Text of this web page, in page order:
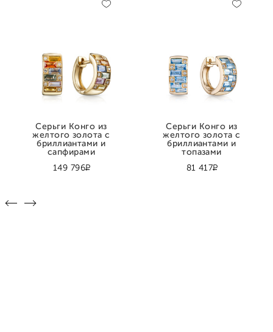
149 796Р
Серьги Конго из
желтого золота с
бриллиантами и
сапфирами
81 417Р
Серьги Конго из
желтого золота с
бриллиантами и
топазами